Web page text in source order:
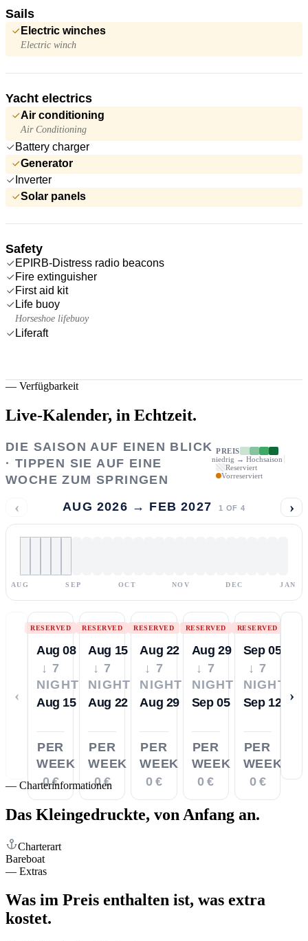
Sails
Electric winches
Electric winch
Yacht electrics
Air conditioning
Air Conditioning
Battery charger
Generator
Inverter
Solar panels
Safety
EPIRB-Distress radio beacons
Fire extinguisher
First aid kit
Life buoy
Horseshoe lifebuoy
Liferaft
— Verfügbarkeit
Live-Kalender, in Echtzeit.
DIE SAISON AUF EINEN BLICK
· TIPPEN SIE AUF EINE
WOCHE ZUM SPRINGEN
PREIS
niedrig → Hochsaison
Reserviert
Vorreserviert
‹ AUG 2026 → FEB 2027 1 OF 4 ›
AUG SEP OCT NOV DEC JAN
‹
RESERVED
Aug 08
↓ 7
NIGHTS
Aug 15
PER
WEEK
0 €
RESERVED
Aug 15
↓ 7
NIGHTS
Aug 22
PER
WEEK
0 €
RESERVED
Aug 22
↓ 7
NIGHTS
Aug 29
PER
WEEK
0 €
RESERVED
Aug 29
↓ 7
NIGHTS
Sep 05
PER
WEEK
0 €
RESERVED
Sep 05
↓ 7
NIGHTS
Sep 12
PER
WEEK
0 €
›
— Charterinformationen
Das Kleingedruckte, von Anfang an.
Charterart
Bareboat
— Extras
Was im Preis enthalten ist, was extra
kostet.